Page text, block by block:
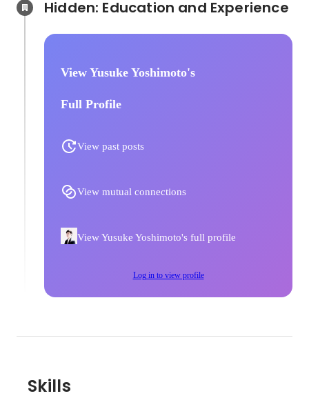
View Yusuke Yoshimoto's
Full Profile
View past posts
View mutual connections
View Yusuke Yoshimoto's full profile
Log in to view profile
Skills